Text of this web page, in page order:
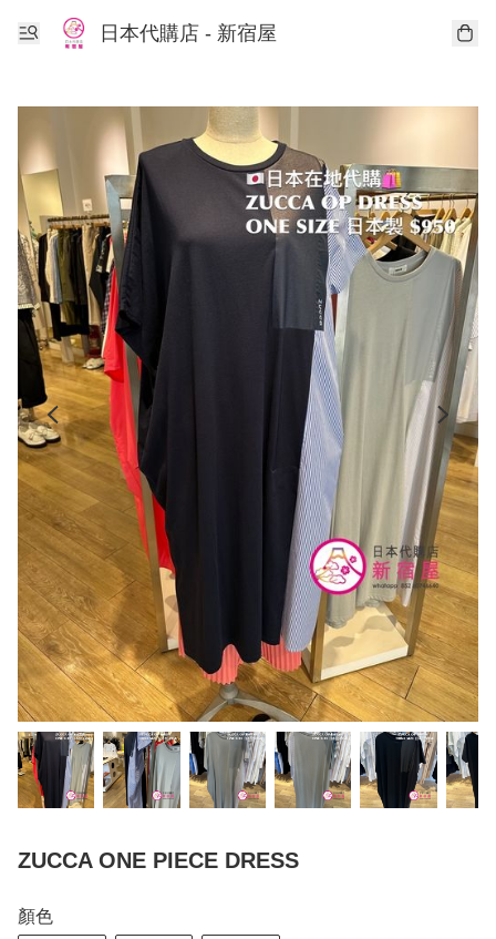
日本代購店 - 新宿屋
ZUCCA ONE PIECE DRESS
顏色